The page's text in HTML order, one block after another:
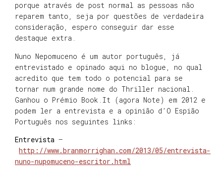
porque através de post normal as pessoas não
reparem tanto, seja por questões de verdadeira
consideração, espero conseguir dar esse
destaque extra.
Nuno Nepomuceno é um autor português, já
entrevistado e opinado aqui no blogue, no qual
acredito que tem todo o potencial para se
tornar num grande nome do Thriller nacional.
Ganhou o Prémio Book.It (agora Note) em 2012 e
podem ler a entrevista e a opinião d’O Espião
Português nos seguintes links:
Entrevista –
http://www.branmorrighan.com/2013/05/entrevista-
nuno-nupomuceno-escritor.html